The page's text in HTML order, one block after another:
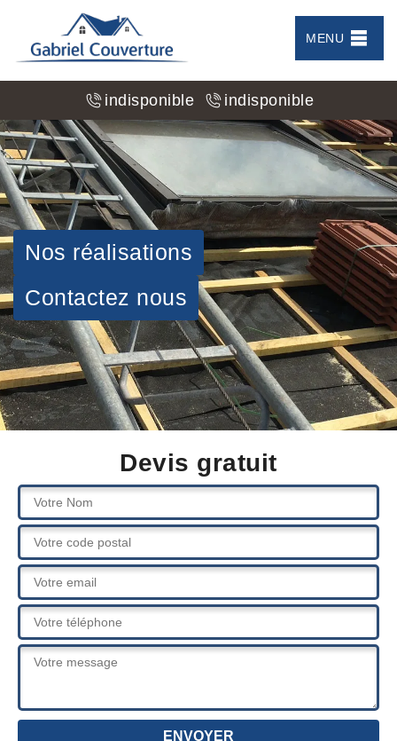
MENU
indisponible indisponible
Nos réalisations
Contactez nous
Devis gratuit